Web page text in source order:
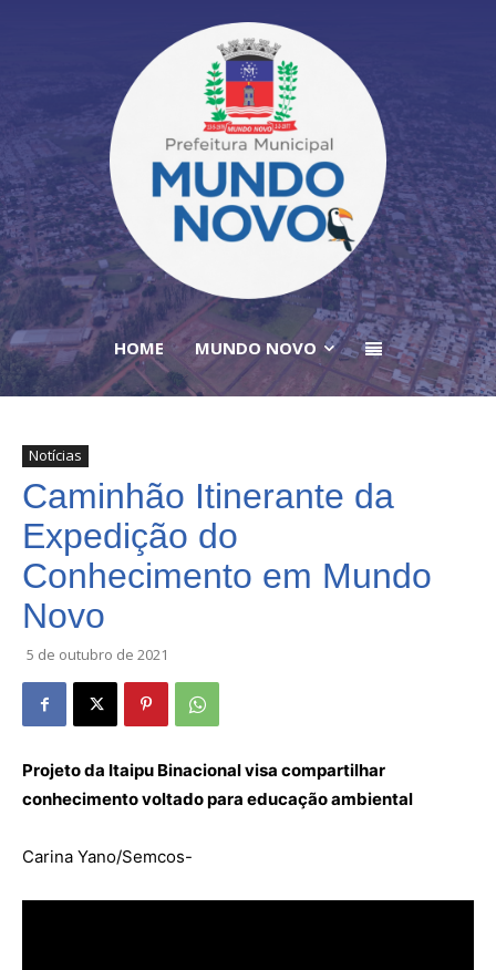
HOME MUNDO NOVO
Notícias
Caminhão Itinerante da
Expedição do
Conhecimento em Mundo
Novo
5 de outubro de 2021
Projeto da Itaipu Binacional visa compartilhar
conhecimento voltado para educação ambiental
Carina Yano/Semcos-